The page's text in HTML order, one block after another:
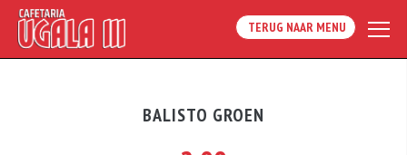
TERUG NAAR MENU
BALISTO GROEN